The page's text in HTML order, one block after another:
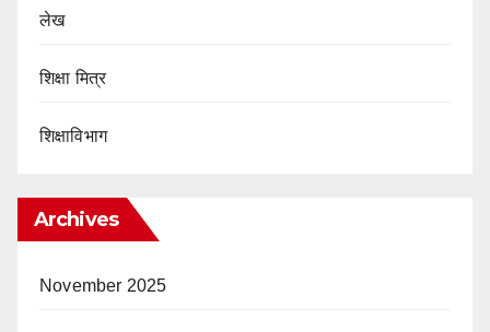
लेख
शिक्षा मित्र
शिक्षाविभाग
Archives
November 2025